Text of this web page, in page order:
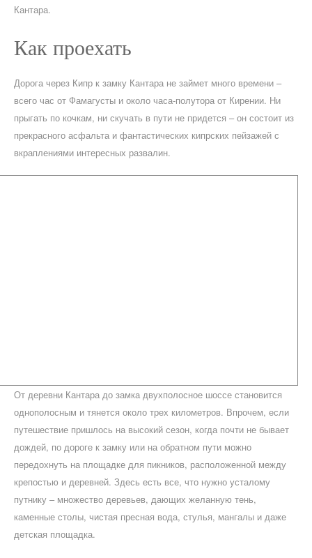
Кантара.
Как проехать
Дорога через Кипр к замку Кантара не займет много времени –
всего час от Фамагусты и около часа-полутора от Кирении. Ни
прыгать по кочкам, ни скучать в пути не придется – он состоит из
прекрасного асфальта и фантастических кипрских пейзажей с
вкраплениями интересных развалин.
От деревни Кантара до замка двухполосное шоссе становится
однополосным и тянется около трех километров. Впрочем, если
путешествие пришлось на высокий сезон, когда почти не бывает
дождей, по дороге к замку или на обратном пути можно
передохнуть на площадке для пикников, расположенной между
крепостью и деревней. Здесь есть все, что нужно усталому
путнику – множество деревьев, дающих желанную тень,
каменные столы, чистая пресная вода, стулья, мангалы и даже
детская площадка.